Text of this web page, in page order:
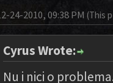
24-2010, 09:38 PM(This
Cyrus Wrote:
Nu i nici o